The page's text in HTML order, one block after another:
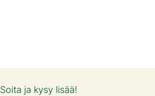
Soita ja kysy lisää!